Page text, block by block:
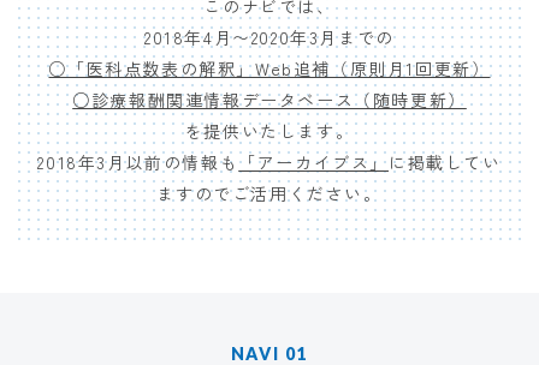
このナビでは、
2018年4月〜2020年3月までの
○「医科点数表の解釈」Web追補（原則月1回更新）
○診療報酬関連情報データベース（随時更新）
を提供いたします。
2018年3月以前の情報も 「アーカイブス」 に掲載してい
ますのでご活用ください。
NAVI 01